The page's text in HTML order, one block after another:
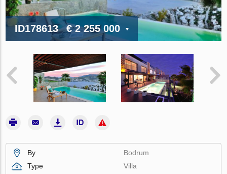
ID178613 € 2 255 000
By
Bodrum
Type
Villa